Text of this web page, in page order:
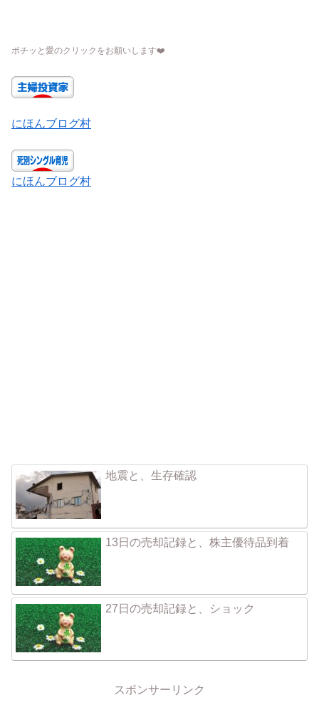
ポチッと愛のクリックをお願いします❤️
にほんブログ村
にほんブログ村
地震と、生存確認
13日の売却記録と、株主優待品到着
27日の売却記録と、ショック
スポンサーリンク